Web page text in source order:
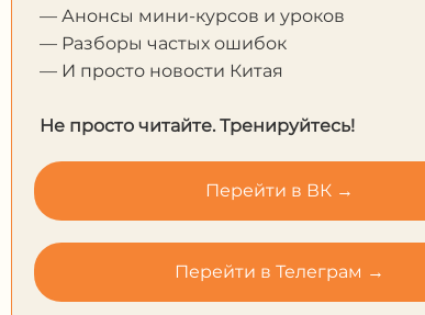
— Анонсы мини-курсов и уроков
— Разборы частых ошибок
— И просто новости Китая
Не просто читайте. Тренируйтесь!
Перейти в ВК →
Перейти в Телеграм →